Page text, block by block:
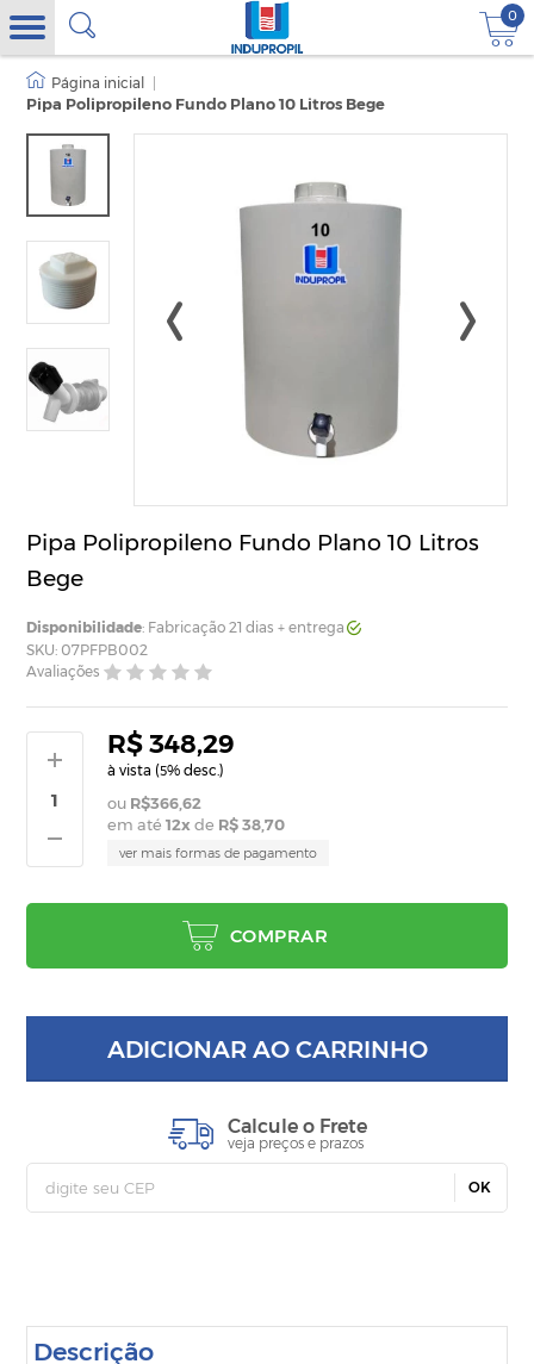
0
Pipa Polipropileno Fundo Plano 10 Litros Bege
Pipa Polipropileno Fundo Plano 10 Litros
Bege
Disponibilidade: Fabricação 21 dias + entrega
SKU: 07PFPB002
Avaliações
R$ 348,29
à vista (5% desc.)
R$366,62
em até12x de R$ 38,70
ver mais formas de pagamento
COMPRAR
ADICIONAR AO CARRINHO
Calcule o Frete
veja preços e prazos
OK
Descrição